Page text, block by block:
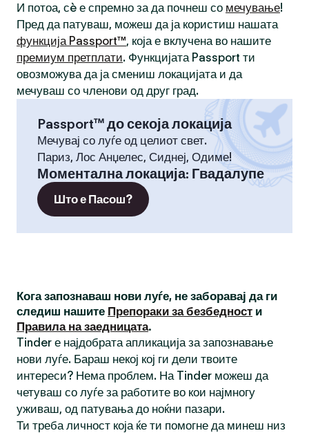
И потоа, сè е спремно за да почнеш со мечување!
Пред да патуваш, можеш да ја користиш нашата
функција Passport™, која е вклучена во нашите
премиум претплати. Функцијата Passport ти
овозможува да ја смениш локацијата и да
мечуваш со членови од друг град.
Passport™ до секоја локација
Мечувај со луѓе од целиот свет.
Париз, Лос Анџелес, Сиднеј, Одиме!
Моментална локација: Гвадалупе
Што е Пасош?
Кога запознаваш нови луѓе, не заборавај да ги
следиш нашите Препораки за безбедност и
Правила на заедницата.
Tinder е најдобрата апликација за запознавање
нови луѓе. Бараш некој кој ги дели твоите
интереси? Нема проблем. На Tinder можеш да
четуваш со луѓе за работите во кои најмногу
уживаш, од патувања до ноќни пазари.
Ти треба личност која ќе ти помогне да минеш низ